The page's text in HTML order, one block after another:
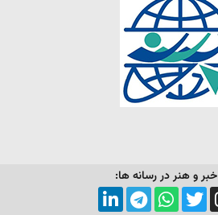
خبر و هنر در رسانه ها: